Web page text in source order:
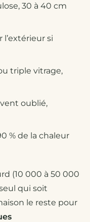
30 à 40 cm
l’extérieur si
triple vitrage,
oublié,
% de la chaleur
(10 000 à 50 000
qui soit
le reste pour